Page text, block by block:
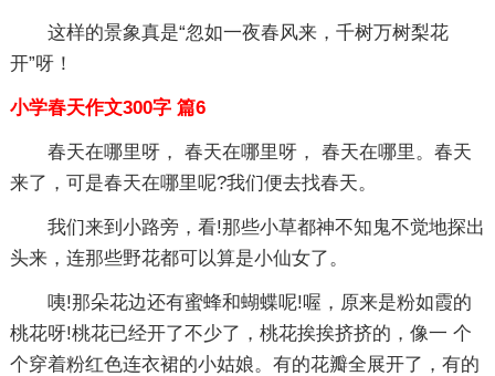
这样的景象真是“忽如一夜春风来，千树万树梨花
开”呀！
小学春天作文300字 篇6
春天在哪里呀， 春天在哪里呀， 春天在哪里。春天
来了，可是春天在哪里呢?我们便去找春天。
我们来到小路旁，看!那些小草都神不知鬼不觉地探出
头来，连那些野花都可以算是小仙女了。
咦!那朵花边还有蜜蜂和蝴蝶呢!喔，原来是粉如霞的
桃花呀!桃花已经开了不少了，桃花挨挨挤挤的，像一 个
个穿着粉红色连衣裙的小姑娘。有的花瓣全展开了，有的